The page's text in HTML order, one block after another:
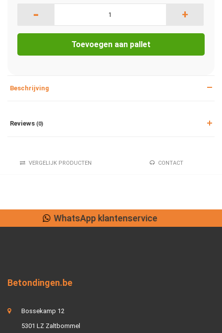
- +
Toevoegen aan pallet
Beschrijving
Reviews (0)
VERGELIJK PRODUCTEN CONTACT
Lage verzendkosten
Betondingen.be
Bossekamp 12
5301 LZ Zaltbommel